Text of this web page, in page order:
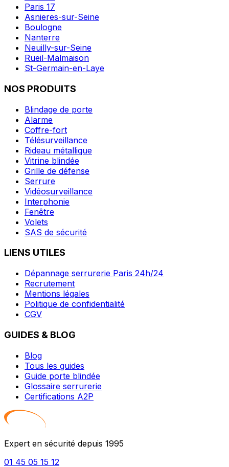
Paris 17
Asnieres-sur-Seine
Boulogne
Nanterre
Neuilly-sur-Seine
Rueil-Malmaison
St-Germain-en-Laye
NOS PRODUITS
Blindage de porte
Alarme
Coffre-fort
Télésurveillance
Rideau métallique
Vitrine blindée
Grille de défense
Serrure
Vidéosurveillance
Interphonie
Fenêtre
Volets
SAS de sécurité
LIENS UTILES
Dépannage serrurerie Paris 24h/24
Recrutement
Mentions légales
Politique de confidentialité
CGV
GUIDES & BLOG
Blog
Tous les guides
Guide porte blindée
Glossaire serrurerie
Certifications A2P
Expert en sécurité depuis 1995
01 45 05 15 12